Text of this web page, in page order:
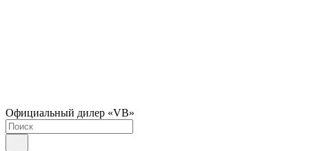
Официальный дилер «VB»